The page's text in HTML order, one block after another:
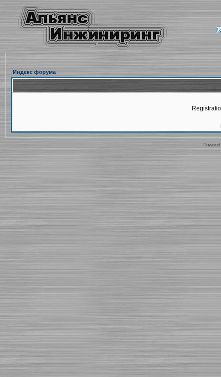
Индекс форума